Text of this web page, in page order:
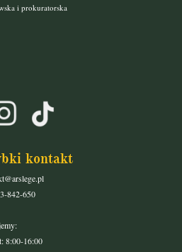
i prokuratorska
kontakt
842-650
8:00-16:00